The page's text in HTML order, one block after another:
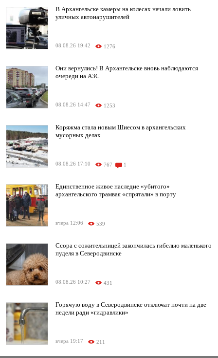
В Архангельске камеры на колесах начали ловить
уличных автонарушителей
08.08.26 19:42 1276
Они вернулись! В Архангельске вновь наблюдаются
очереди на АЗС
08.08.26 14:47 1253
Коряжма стала новым Шиесом в архангельских
мусорных делах
08.08.26 17:10 767 1
Единственное живое наследие «убитого»
архангельского трамвая «спрятали» в порту
вчера 12:06 539
Ссора с сожительницей закончилась гибелью маленького
пуделя в Северодвинске
08.08.26 10:27 431
Горячую воду в Северодвинске отключат почти на две
недели ради «гидравлики»
вчера 19:17 211